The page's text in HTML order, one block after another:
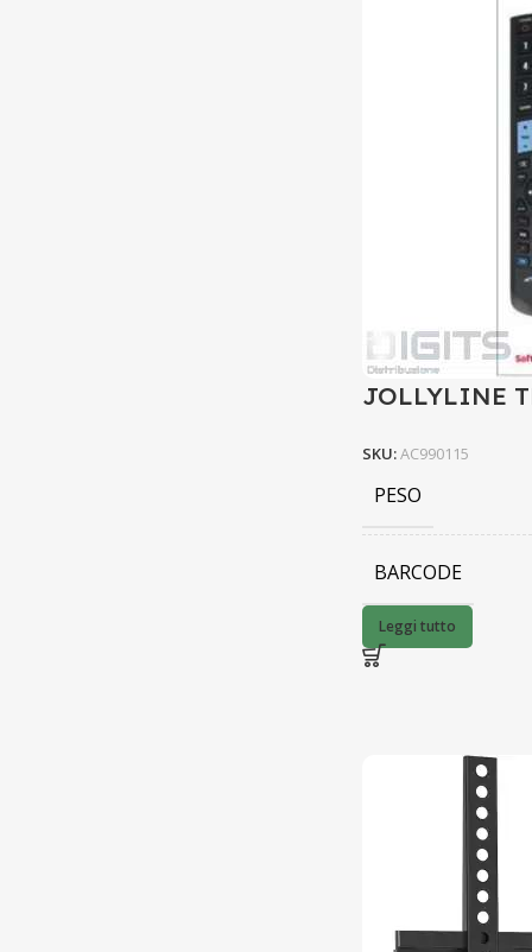
JOLLYLINE
SKU:AC990115
PESO
BARCODE
Leggi tutto